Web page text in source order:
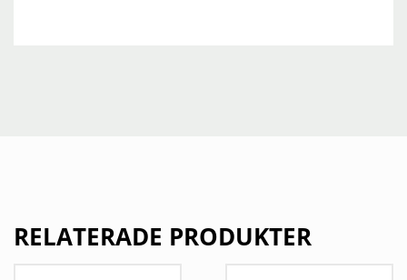
RELATERADE PRODUKTER